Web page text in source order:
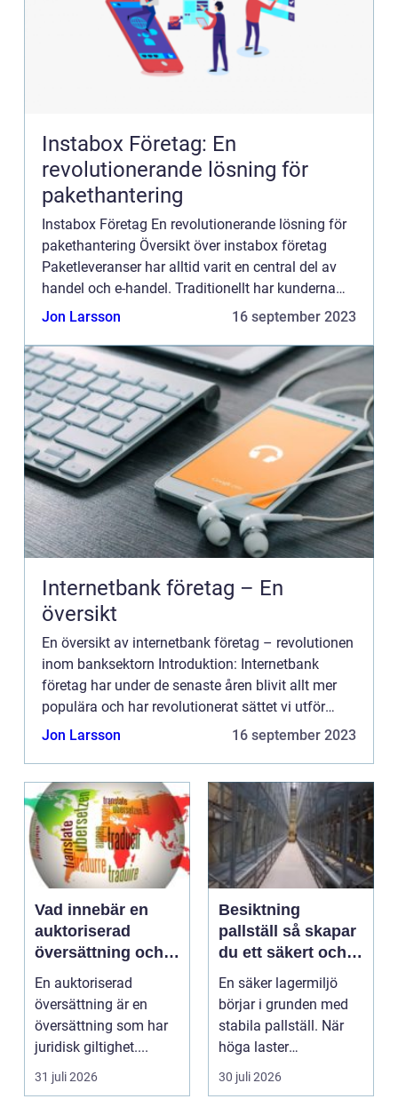
Instabox Företag: En
revolutionerande lösning för
pakethantering
Instabox Företag En revolutionerande lösning för
pakethantering Översikt över instabox företag
Paketleveranser har alltid varit en central del av
handel och e-handel. Traditionellt har kunderna
behövt vänta på att hemleveranser kommer när de
Jon Larsson 16 september 2023
Internetbank företag – En
översikt
En översikt av internetbank företag – revolutionen
inom banksektorn Introduktion: Internetbank
företag har under de senaste åren blivit allt mer
populära och har revolutionerat sättet vi utför
bankärenden på. Genom att erbjuda smidig
Jon Larsson 16 september 2023
Vad innebär en
auktoriserad
översättning och
när behövs den?
En auktoriserad
översättning är en
översättning som har
juridisk giltighet....
31 juli 2026
Besiktning
pallställ så skapar
du ett säkert och
effektivt lager
En säker lagermiljö
börjar i grunden med
stabila pallställ. När
höga laster
kombineras med
trucktraf...
30 juli 2026